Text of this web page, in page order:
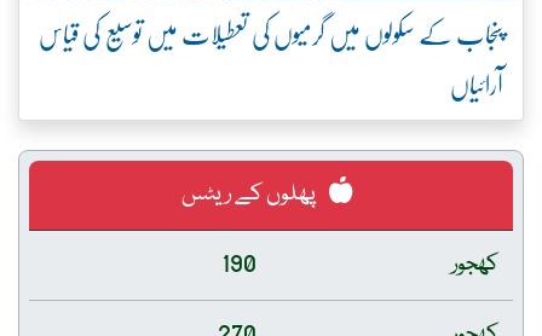
پنجاب کے سکولوں میں گرمیوں کی تعطیلات میں توسیع کی قیاس
آرائیاں
پھلوں کے ریٹس
کھجور
190